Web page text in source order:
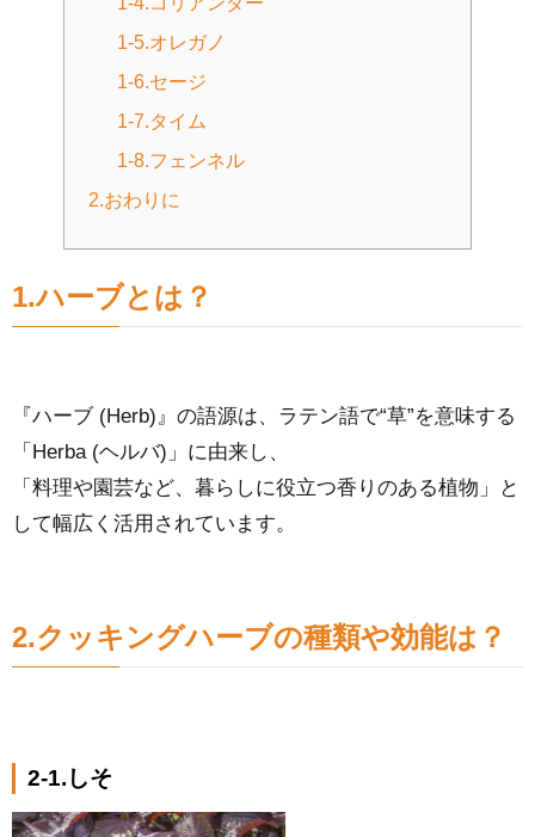
1-5.オレガノ
1-6.セージ
1-7.タイム
1-8.フェンネル
2.おわりに
1.ハーブとは？
『ハーブ (Herb)』の語源は、ラテン語で“草”を意味する
「Herba (ヘルバ)」に由来し、
「料理や園芸など、暮らしに役立つ香りのある植物」と
して幅広く活用されています。
2.クッキングハーブの種類や効能は？
2-1.しそ